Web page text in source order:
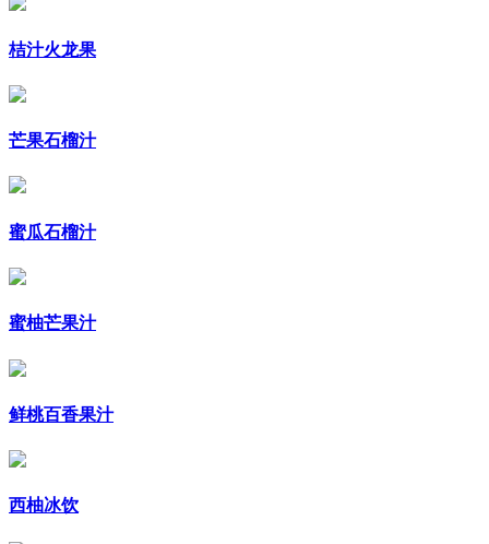
桔汁火龙果
芒果石榴汁
蜜瓜石榴汁
蜜柚芒果汁
鲜桃百香果汁
西柚冰饮